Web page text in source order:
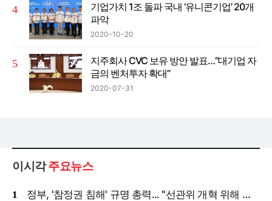
기업가치 1조 돌파 국내 ‘유니콘기업’ 20개
파악
2020-10-20
지주회사 CVC 보유 방안 발표…“대기업 자
금의 벤처투자 확대”
2020-07-31
이시각주요뉴스
정부, '참정권 침해' 규명 총력... "선관위 개혁 위해 국정조사 등 모든 조치"